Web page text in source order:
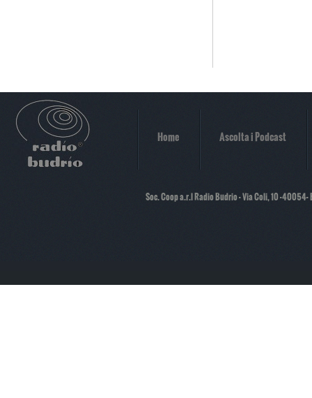
Home Ascolta i Podcast
Soc. Coop a.r.l Radio Budrio - Via Coli, 10 -40054-